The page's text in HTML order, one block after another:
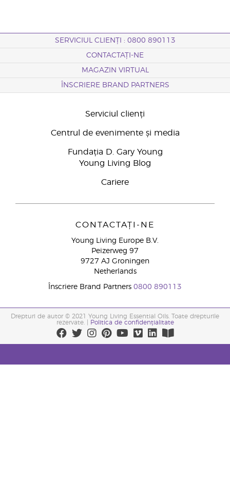
SERVICIUL CLIENȚI : 0800 890113
CONTACTAȚI-NE
MAGAZIN VIRTUAL
ÎNSCRIERE BRAND PARTNERS
Serviciul clienți
Centrul de evenimente și media
Fundația D. Gary Young
Young Living Blog
Cariere
CONTACTAȚI-NE
Young Living Europe B.V.
Peizerweg 97
9727 AJ Groningen
Netherlands
Înscriere Brand Partners 0800 890113
Drepturi de autor © 2021 Young Living Essential Oils. Toate drepturile
rezervate. |
Politica de confidențialitate